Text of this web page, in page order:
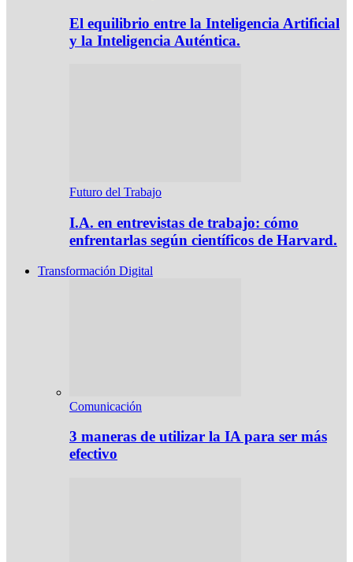
El equilibrio entre la Inteligencia Artificial
y la Inteligencia Auténtica.
Futuro del Trabajo
I.A. en entrevistas de trabajo: cómo
enfrentarlas según científicos de Harvard.
Transformación Digital
Comunicación
3 maneras de utilizar la IA para ser más
efectivo